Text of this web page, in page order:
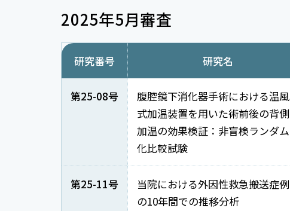
2025年5月審査
研究番号 研究名
第25-08号
腹腔鏡下消化器手術における温風
式加温装置を用いた術前後の背側
加温の効果検証：非盲検ランダム
化比較試験
第25-11号
当院における外因性救急搬送症例
の10年間での推移分析